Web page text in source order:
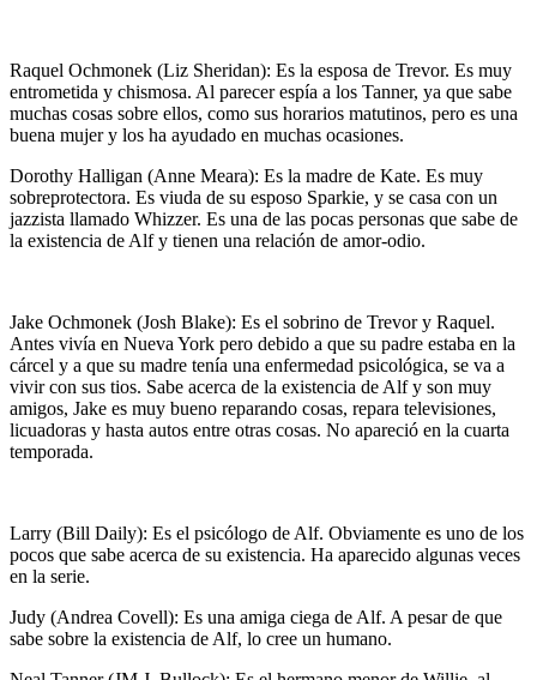
Raquel Ochmonek (Liz Sheridan): Es la esposa de Trevor. Es muy
entrometida y chismosa. Al parecer espía a los Tanner, ya que sabe
muchas cosas sobre ellos, como sus horarios matutinos, pero es una
buena mujer y los ha ayudado en muchas ocasiones.
Dorothy Halligan (Anne Meara): Es la madre de Kate. Es muy
sobreprotectora. Es viuda de su esposo Sparkie, y se casa con un
jazzista llamado Whizzer. Es una de las pocas personas que sabe de
la existencia de Alf y tienen una relación de amor-odio.
Jake Ochmonek (Josh Blake): Es el sobrino de Trevor y Raquel.
Antes vivía en Nueva York pero debido a que su padre estaba en la
cárcel y a que su madre tenía una enfermedad psicológica, se va a
vivir con sus tios. Sabe acerca de la existencia de Alf y son muy
amigos, Jake es muy bueno reparando cosas, repara televisiones,
licuadoras y hasta autos entre otras cosas. No apareció en la cuarta
temporada.
Larry (Bill Daily): Es el psicólogo de Alf. Obviamente es uno de los
pocos que sabe acerca de su existencia. Ha aparecido algunas veces
en la serie.
Judy (Andrea Covell): Es una amiga ciega de Alf. A pesar de que
sabe sobre la existencia de Alf, lo cree un humano.